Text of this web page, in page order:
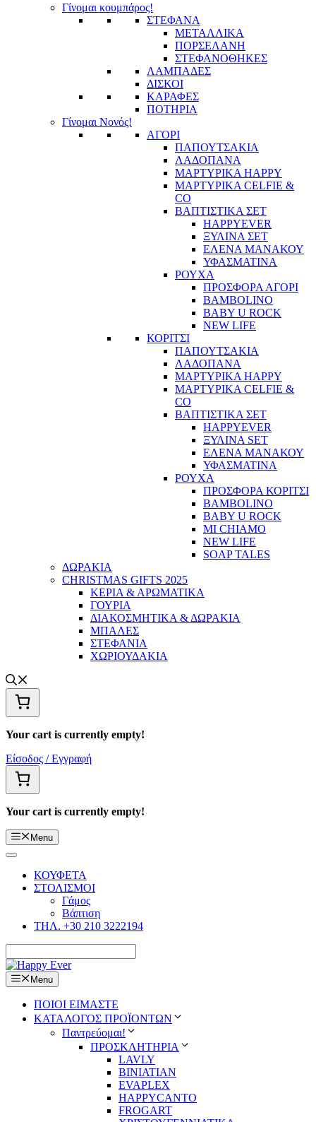
Γίνομαι κουμπάρος!
ΣΤΕΦΑΝΑ
ΜΕΤΑΛΛΙΚΑ
ΠΟΡΣΕΛΑΝΗ
ΣΤΕΦΑΝΟΘΗΚΕΣ
ΛΑΜΠΑΔΕΣ
ΔΙΣΚΟΙ
ΚΑΡΑΦΕΣ
ΠΟΤΗΡΙΑ
Γίνομαι Νονός!
ΑΓΟΡΙ
ΠΑΠΟΥΤΣΑΚΙΑ
ΛΑΔΟΠΑΝΑ
ΜΑΡΤΥΡΙΚΑ HAPPY
ΜΑΡΤΥΡΙΚΑ CELFIE &
CO
ΒΑΠΤΙΣΤΙΚΑ ΣΕΤ
HAPPYEVER
ΞΥΛΙΝΑ ΣΕΤ
ΕΛΕΝΑ ΜΑΝΑΚΟΥ
ΥΦΑΣΜΑΤΙΝΑ
ΡΟΥΧΑ
ΠΡΟΣΦΟΡΑ ΑΓΟΡΙ
BAMBOLINO
BABY U ROCK
NEW LIFE
ΚΟΡΙΤΣΙ
ΠΑΠΟΥΤΣΑΚΙΑ
ΛΑΔΟΠΑΝΑ
ΜΑΡΤΥΡΙΚΑ HAPPY
ΜΑΡΤΥΡΙΚΑ CELFIE &
CO
ΒΑΠΤΙΣΤΙΚΑ ΣΕΤ
HAPPYEVER
ΞΥΛΙΝΑ SET
ΕΛΕΝΑ ΜΑΝΑΚΟΥ
ΥΦΑΣΜΑΤΙΝΑ
ΡΟΥΧΑ
ΠΡΟΣΦΟΡΑ ΚΟΡΙΤΣΙ
BAMBOLINO
BABY U ROCK
MI CHIAMO
NEW LIFE
SOAP TALES
ΔΩΡΑΚΙΑ
CHRISTMAS GIFTS 2025
ΚΕΡΙΑ & ΑΡΩΜΑΤΙΚΑ
ΓΟΥΡΙΑ
ΔΙΑΚΟΣΜΗΤΙΚΑ & ΔΩΡΑΚΙΑ
ΜΠΑΛΕΣ
ΣΤΕΦΑΝΙΑ
ΧΩΡΙΟΥΔΑΚΙΑ
Your cart is currently empty!
Είσοδος / Εγγραφή
Your cart is currently empty!
Menu
ΚΟΥΦΕΤΑ
ΣΤΟΛΙΣΜΟΙ
Γάμος
Βάπτιση
ΤΗΛ. +30 210 3222194
Menu
ΠΟΙΟΙ ΕΙΜΑΣΤΕ
ΚΑΤΑΛΟΓΟΣ ΠΡΟΪΟΝΤΩΝ
Παντρεύομαι!
ΠΡΟΣΚΛΗΤΗΡΙΑ
LAVLY
BINIATIAN
EVAPLEX
HAPPYCANTO
FROGART